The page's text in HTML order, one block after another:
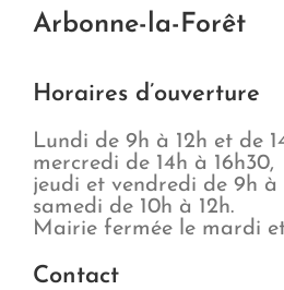
Arbonne-la-Forêt
Horaires d’ouverture
Lundi de 9h à 12h et de
mercredi de 14h à 16h30,
jeudi et vendredi de 9h à
samedi de 10h à 12h.
Mairie fermée le mardi
Contact